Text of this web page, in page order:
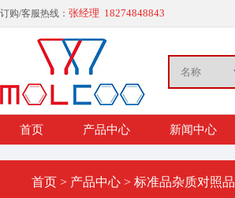
订购/客服热线： 张经理 18274848843
首页 产品中心 新闻中心
首页 > 产品中心 > 标准品杂质对照品